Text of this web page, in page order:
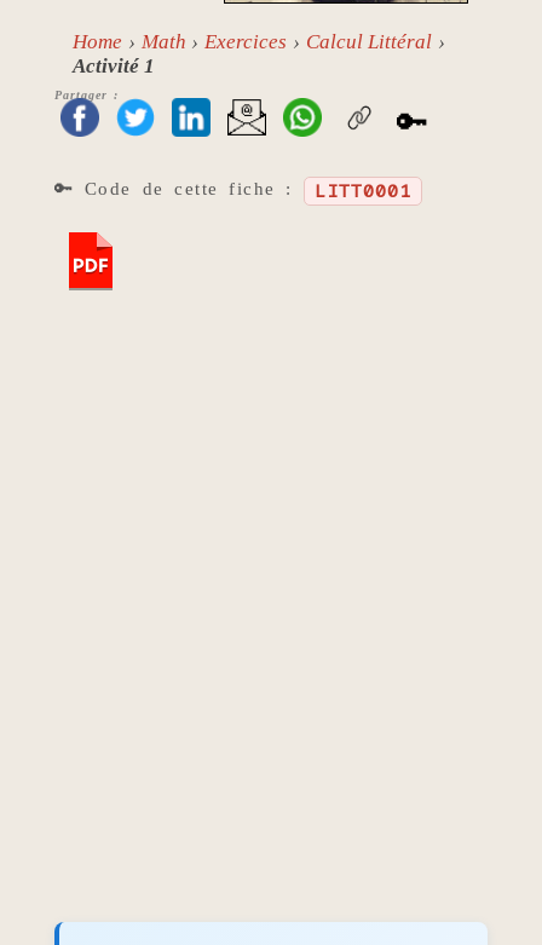
Home Math Exercices
Calcul Littéral
Activité 1
Partager :
🔑
🔑 Code de cette fiche : LITT0001